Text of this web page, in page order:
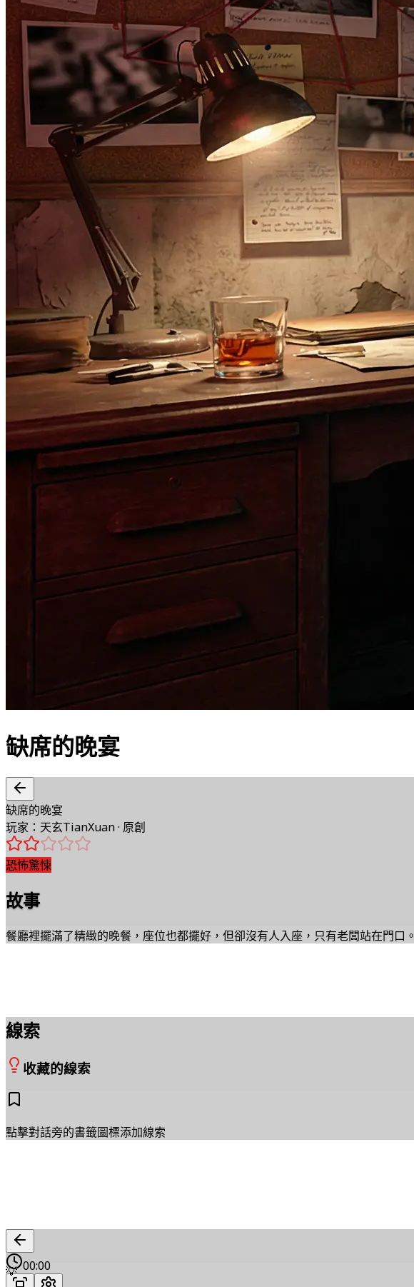
缺席的晚宴
缺席的晚宴
玩家 ： 天玄TianXuan· 原創
恐怖驚悚
故事
餐廳裡擺滿了精緻的晚餐，座位也都擺好，但卻沒有人入座，只有老闆站在門口。
線索
收藏的線索
點擊對話旁的書籤圖標添加線索
00:00
💡